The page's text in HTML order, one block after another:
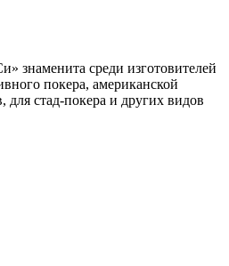
среди изготовителей
покера, американской
для стад-покера и других видов